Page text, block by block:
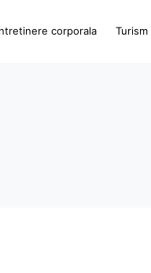
corporala Turism